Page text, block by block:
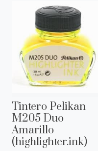
Tintero Pelikan
M205 Duo
Amarillo
(highlighter.ink)